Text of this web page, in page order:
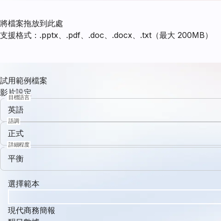
將檔案拖放到此處
支援格式：.pptx、.pdf、.doc、.docx、.txt（最大 200MB）
試用範例檔案
影片設定
目標語言
英語
語調
正式
詳細程度
平衡
選擇範本
現代商務簡報